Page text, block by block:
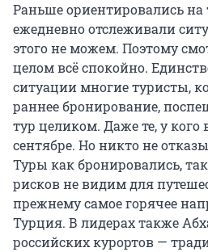
Раньше ориентировались
ежедневно отслеживали
этого не можем. Поэтому
целом всё спокойно.
ситуации многие туристы,
раннее бронирование,
тур целиком. Даже те, у кого
сентябре. Но никто не
Туры как бронировались,
рисков не видим для
прежнему самое горячее
Турция. В лидерах также
российских курортов —